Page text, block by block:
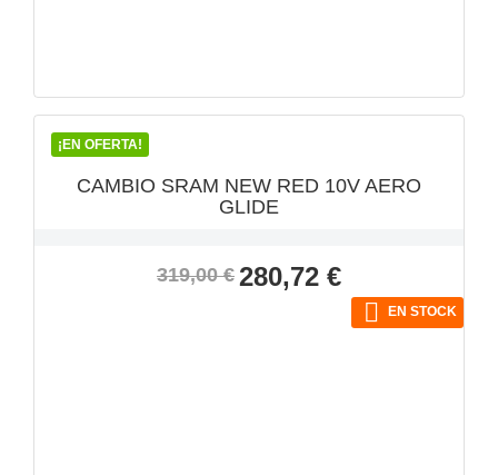
¡EN OFERTA!
CAMBIO SRAM NEW RED 10V AERO
GLIDE
Precio
319,00 € Precio
280,72 €
 EN STOCK